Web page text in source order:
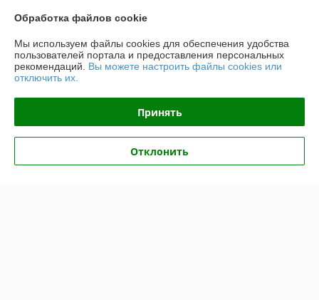
О нас
Контакты
График работы
Обработка файлов cookie
Мы используем файлы cookies для обеспечения удобства
пользователей портала и предоставления персональных
рекомендаций. Вы можете настроить файлы cookies или
отключить их.
Принять
Отклонить